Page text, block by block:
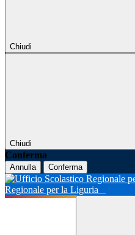
Chiudi
Chiudi
Conferma
Annulla Conferma
Regionale per la Liguria